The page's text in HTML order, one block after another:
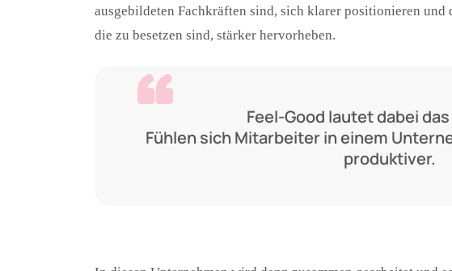
ausgebildeten Fachkräften sind, sich klarer positionieren
die zu besetzen sind, stärker hervorheben.
Feel-Good lautet dabei
Fühlen sich Mitarbeiter in einem
produktiver.